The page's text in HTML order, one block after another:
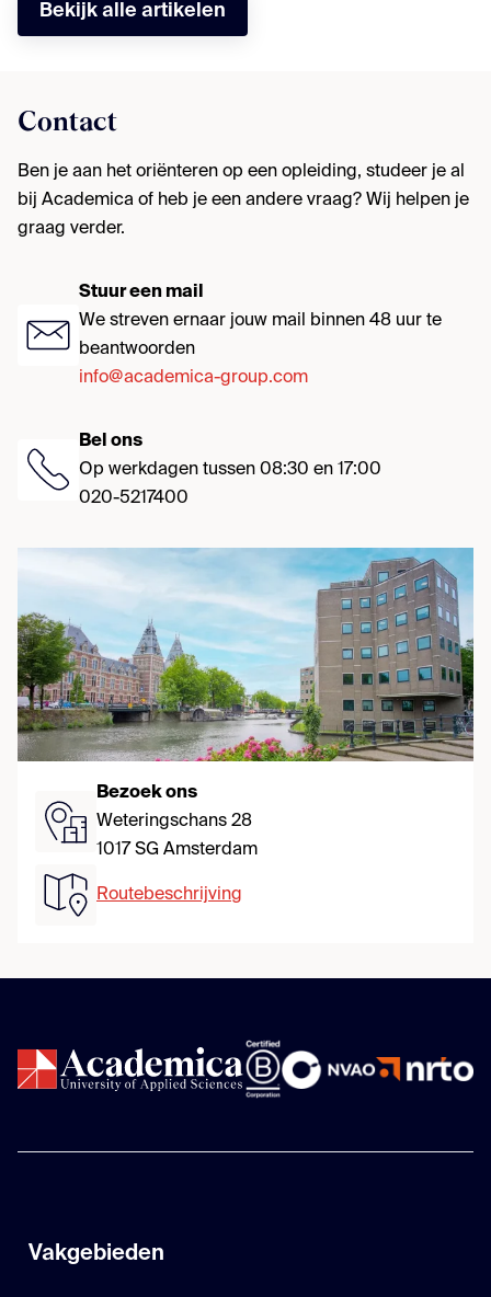
Bekijk alle artikelen
Contact
Ben je aan het oriënteren op een opleiding, studeer je al
bij Academica of heb je een andere vraag? Wij helpen je
graag verder.
Stuur een mail
We streven ernaar jouw mail binnen 48 uur te
beantwoorden
info@academica-group.com
Bel ons
Op werkdagen tussen 08:30 en 17:00
020-5217400
Bezoek ons
Weteringschans 28
1017 SG Amsterdam
Routebeschrijving
Vakgebieden